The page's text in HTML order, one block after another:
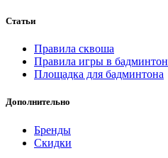
Статьи
Правила сквоша
Правила игры в бадминтон
Площадка для бадминтона
Дополнительно
Бренды
Скидки